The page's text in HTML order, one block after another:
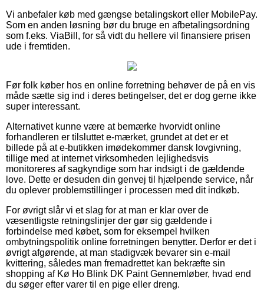
Vi anbefaler køb med gængse betalingskort eller MobilePay.
Som en anden løsning bør du bruge en afbetalingsordning
som f.eks. ViaBill, for så vidt du hellere vil finansiere prisen
ude i fremtiden.
Før folk køber hos en online forretning behøver de på en vis
måde sætte sig ind i deres betingelser, det er dog gerne ikke
super interessant.
Alternativet kunne være at bemærke hvorvidt online
forhandleren er tilsluttet e-mærket, grundet at det er et
billede på at e-butikken imødekommer dansk lovgivning,
tillige med at internet virksomheden lejlighedsvis
monitoreres af sagkyndige som har indsigt i de gældende
love. Dette er desuden din genvej til hjælpende service, når
du oplever problemstillinger i processen med dit indkøb.
For øvrigt slår vi et slag for at man er klar over de
væsentligste retningslinjer der gør sig gældende i
forbindelse med købet, som for eksempel hvilken
ombytningspolitik online forretningen benytter. Derfor er det i
øvrigt afgørende, at man stadigvæk bevarer sin e-mail
kvittering, således man fremadrettet kan bekræfte sin
shopping af Kø Ho Blink DK Paint Gennemløber, hvad end
du søger efter varer til en pige eller dreng.